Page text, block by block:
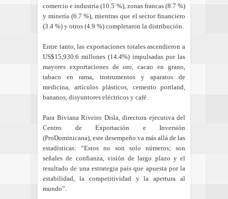
comercio e industria (10.5 %), zonas francas (8.7 %)
y minería (6.7 %), mientras que el sector financiero
(3.4 %) y otros (4.9 %) completaron la distribución.
Entre tanto, las exportaciones totales ascendieron a
US$15,930.6 millones (14.4%) impulsadas por las
mayores exportaciones de oro, cacao en grano,
tabaco en rama, instrumentos y aparatos de
medicina, artículos plásticos, cemento portland,
bananos, disyuntores eléctricos y café.
Para Biviana Riveiro Disla, directora ejecutiva del
Centro de Exportación e Inversión
(ProDominicana), este desempeño va más allá de las
estadísticas: “Estos no son solo números; son
señales de confianza, visión de largo plazo y el
resultado de una estrategia país que apuesta por la
estabilidad, la competitividad y la apertura al
mundo”.